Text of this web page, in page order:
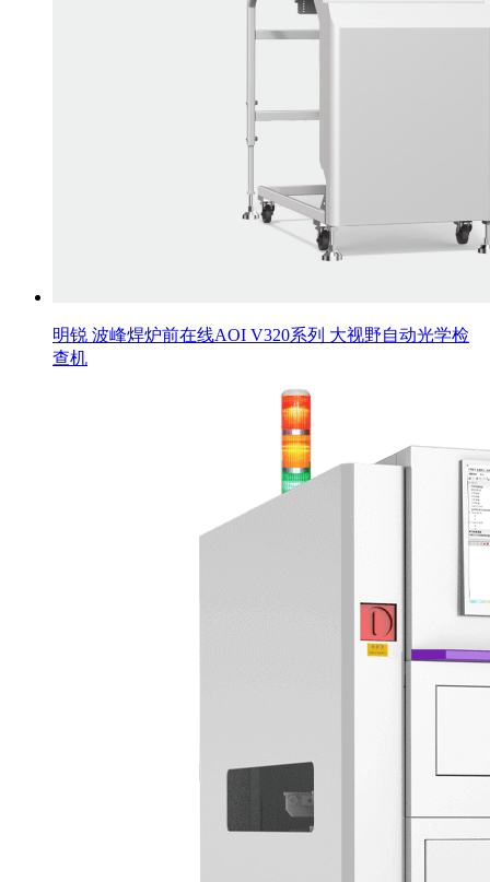
明锐 波峰焊炉前在线AOI V320系列 大视野自动光学检
查机